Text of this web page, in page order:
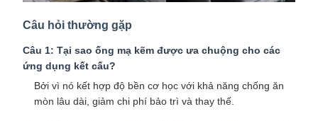
Câu hỏi thường gặp
Câu 1: Tại sao ống mạ kẽm được ưa chuộng cho các
ứng dụng kết cấu?
Bởi vì nó kết hợp độ bền cơ học với khả năng chống ăn
mòn lâu dài, giảm chi phí bảo trì và thay thế.